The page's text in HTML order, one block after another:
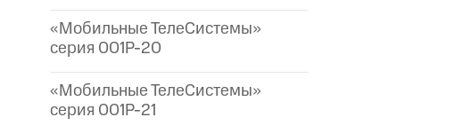
«Мобильные ТелеСистемы»
серия 001P-20
«Мобильные ТелеСистемы»
серия 001P-21